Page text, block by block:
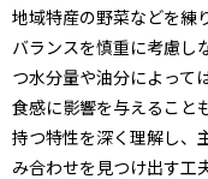
地域特産の野菜などを練
バランスを慎重に考慮し
つ水分量や油分によって
食感に影響を与えること
持つ特性を深く理解し、
み合わせを見つけ出す工